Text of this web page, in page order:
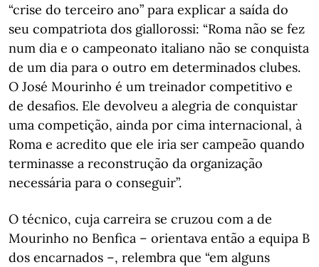
“crise do terceiro ano” para explicar a saída do
seu compatriota dos giallorossi: “Roma não se fez
num dia e o campeonato italiano não se conquista
de um dia para o outro em determinados clubes.
O José Mourinho é um treinador competitivo e
de desafios. Ele devolveu a alegria de conquistar
uma competição, ainda por cima internacional, à
Roma e acredito que ele iria ser campeão quando
terminasse a reconstrução da organização
necessária para o conseguir”.
O técnico, cuja carreira se cruzou com a de
Mourinho no Benfica – orientava então a equipa B
dos encarnados –, relembra que “em alguns